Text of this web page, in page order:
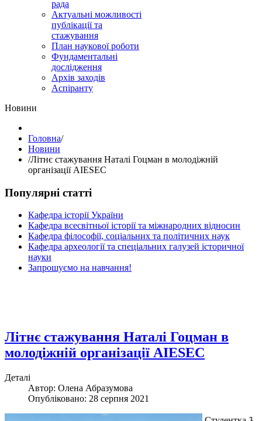
рада
Актуальні можливості
публікації та
стажування
План наукової роботи
Фундаментальні
дослідження
Архів заходів
Аспіранту
Hовини
Головна/
Hовини
/Літнє стажування Наталі Гоцман в молодіжній
організації AIESEC
Популярні статті
Кафедра історії України
Кафедра всесвітньої історії та міжнародних відносин
Кафедра філософії, соціальних та політичних наук
Кафедра археології та спеціальних галузей історичної
науки
Запрошуємо на навчання!
Літнє стажування Наталі Гоцман в
молодіжній організації AIESEC
Деталі
Автор: Олена Абразумова
Опубліковано: 28 серпня 2021